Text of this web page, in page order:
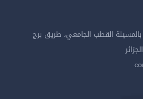
القطب الجامعي، طريق برج